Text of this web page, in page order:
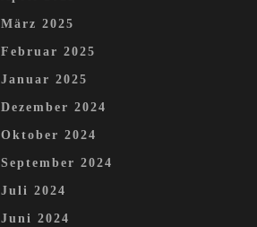
März 2025
Februar 2025
Januar 2025
Dezember 2024
Oktober 2024
September 2024
Juli 2024
Juni 2024